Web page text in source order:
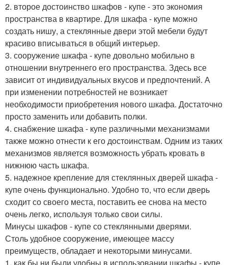
2. второе достоинство шкафов - купе - это экономия
пространства в квартире. Для шкафа - купе можно
создать нишу, а стеклянные двери этой мебели будут
красиво вписываться в общий интерьер.
3. сооружение шкафа - купе довольно мобильно в
отношении внутреннего его пространства. Здесь все
зависит от индивидуальных вкусов и предпочтений. А
при изменении потребностей не возникает
необходимости приобретения нового шкафа. Достаточно
просто заменить или добавить полки.
4. снабжение шкафа - купе различными механизмами
также можно отнести к его достоинствам. Одним из таких
механизмов является возможность убрать кровать в
нижнюю часть шкафа.
5. надежное крепление для стеклянных дверей шкафа -
купе очень функционально. Удобно то, что если дверь
сходит со своего места, поставить ее снова на место
очень легко, используя только свои силы.
Минусы шкафов - купе со стеклянными дверями.
Столь удобное сооружение, имеющее массу
преимуществ, обладает и некоторыми минусами.